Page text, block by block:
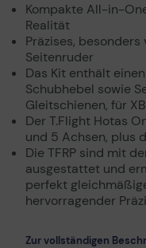
Kompakte All-in-
Realität
Präzises,
Seitenruder
Das Kit enthält
Schubhebel sowie
Gleitschienen, für
Der T.Flight Hotas
und 5 Achsen, plus
Die TFRP sind mit
ausgestattet und
perfekt
hervorragender
Zur vollständigen